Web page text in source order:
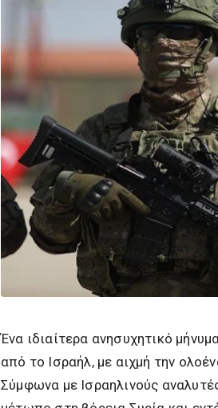
Ένα ιδιαίτερα ανησυχητικό
από το Ισραήλ, με αιχμή την
Σύμφωνα με Ισραηλινούς